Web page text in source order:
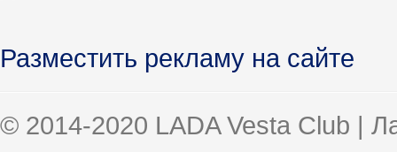
Разместить рекламу на сайте
© 2014-2020 LADA Vesta Club |